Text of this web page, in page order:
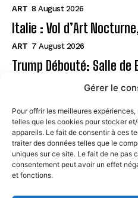
Gérer le
Pour offrir les meilleures
telles que les cookies pour stocker
appareils. Le fait de consentir à ces
traiter des données telles que le
uniques sur ce site. Le fait de ne pas
consentement peut avoir un effet
et fonctions.
ART 8 August 2026
Italie : Vol d’Art
ART 7 August 2026
Trump Débouté: Salle de
Page
CONTACT
MENTIONS LÉGALES